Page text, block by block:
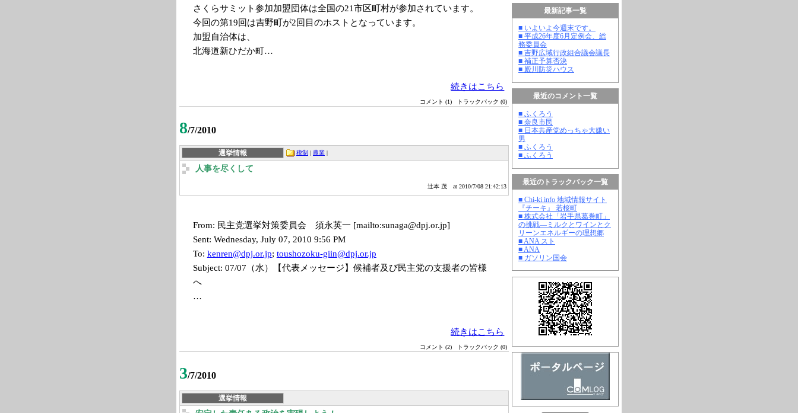
最新記事一覧
■ いよいよ今週末です。
■ 平成26年度6月定例会、総
務委員会
■ 吉野広域行政組合議会議長
■ 補正予算否決
■ 殿川防災ハウス
最近のコメント一覧
■ ふくろう
■ 奈良市民
■ 日本共産党めっちゃ大嫌い
男
■ ふくろう
■ ふくろう
最近のトラックバック一覧
■ Chi-ki.info 地域情報サイト
『チーキ』 若桜町
■ 株式会社「岩手県葛巻町」
の挑戦―ミルクとワインとク
リーンエネルギーの理想郷
■ ANA スト
■ ANA
■ ガソリン国会
さくらサミット参加加盟団体は全国の21市区町村が参加されています。
今回の第19回は吉野町が2回目のホストとなっています。
加盟自治体は、
北海道新ひだか町…
続きはこちら
コメント (1) トラックバック (0)
8/7/2010
選挙情報 税制 | 農業 |
人事を尽くして
辻本 茂 at 2010/7/08 21:42:13
From: 民主党選挙対策委員会 須永英一 [mailto:sunaga@dpj.or.jp]
Sent: Wednesday, July 07, 2010 9:56 PM
To: kenren@dpj.or.jp; toushozoku-giin@dpj.or.jp
Subject: 07/07（水）【代表メッセージ】候補者及び民主党の支援者の皆様
へ
…
続きはこちら
コメント (2) トラックバック (0)
3/7/2010
選挙情報